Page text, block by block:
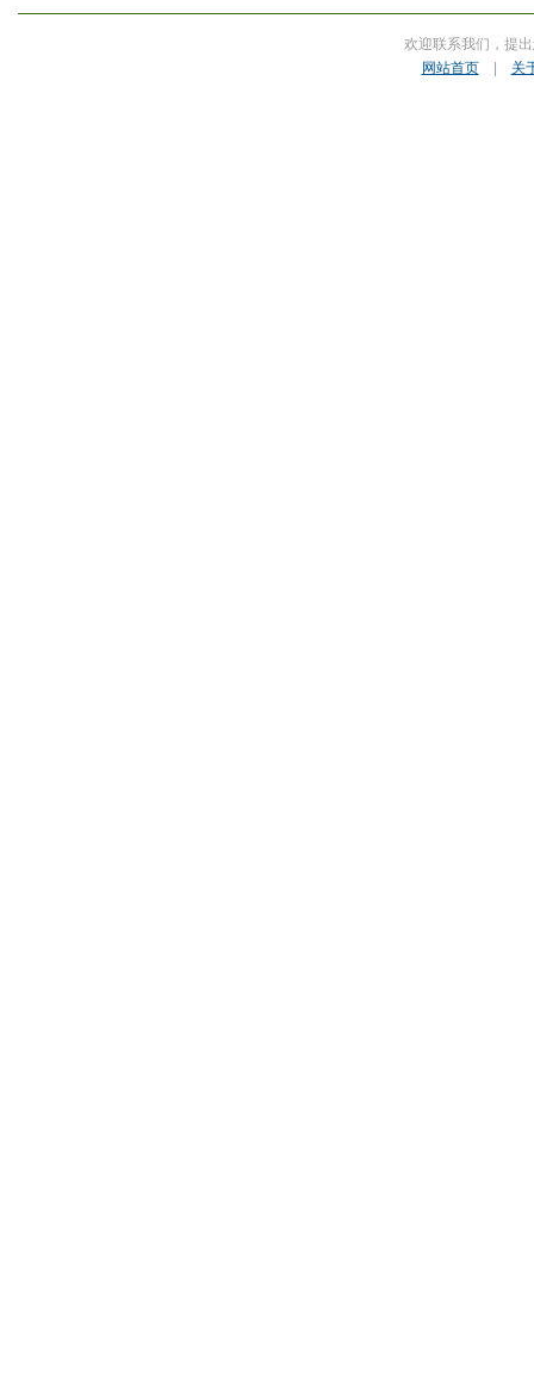
欢迎联系我们，提
网站首页| 关